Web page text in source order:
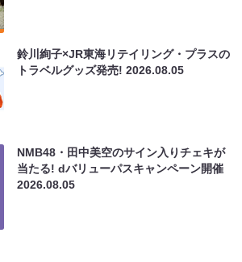
鈴川絢子×JR東海リテイリング・プラスの
トラベルグッズ発売!2026.08.05
NMB48・田中美空のサイン入りチェキが
当たる! dバリューパスキャンペーン開催
2026.08.05